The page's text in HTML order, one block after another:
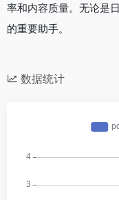
率和内容质量。无论是
的重要助手。
数据统计